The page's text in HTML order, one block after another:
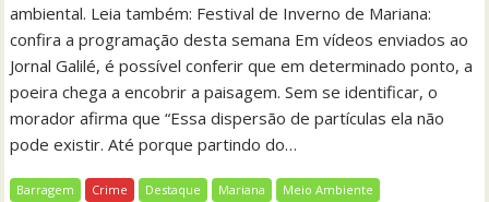
ambiental. Leia também: Festival de Inverno de Mariana:
confira a programação desta semana Em vídeos enviados ao
Jornal Galilé, é possível conferir que em determinado ponto, a
poeira chega a encobrir a paisagem. Sem se identificar, o
morador afirma que “Essa dispersão de partículas ela não
pode existir. Até porque partindo do…
Barragem Crime Destaque Mariana Meio Ambiente